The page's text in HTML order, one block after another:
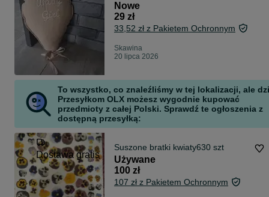
Nowe
29 zł
33,52 zł z Pakietem Ochronnym
Skawina
20 lipca 2026
To wszystko, co znaleźliśmy w tej lokalizacji, ale
Przesyłkom OLX możesz wygodnie kupować
przedmioty z całej Polski. Sprawdź te ogłoszenia z
dostępną przesyłką:
Dostawa gratis
Suszone bratki kwiaty630 szt
Używane
100 zł
107 zł z Pakietem Ochronnym